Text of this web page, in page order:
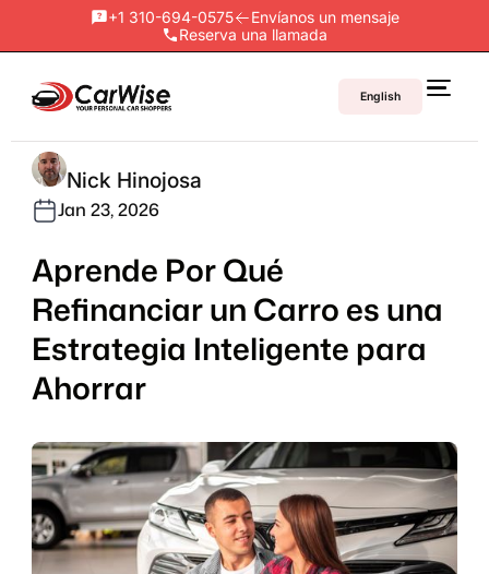
+1 310-694-0575
Envíanos un mensaje
Reserva una llamada
English
Nick Hinojosa
Jan 23, 2026
Aprende Por Qué
Refinanciar un Carro es una
Estrategia Inteligente para
Ahorrar